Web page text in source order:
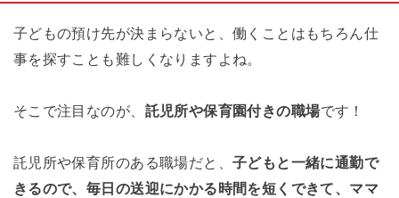
子どもの預け先が決まらないと、働くことはもちろん仕
事を探すことも難しくなりますよね。
そこで注目なのが、 託児所や保育園付きの職場です！
託児所や保育所のある職場だと、子どもと一緒に通勤で
きるので、毎日の送迎にかかる時間を短くできて、ママ